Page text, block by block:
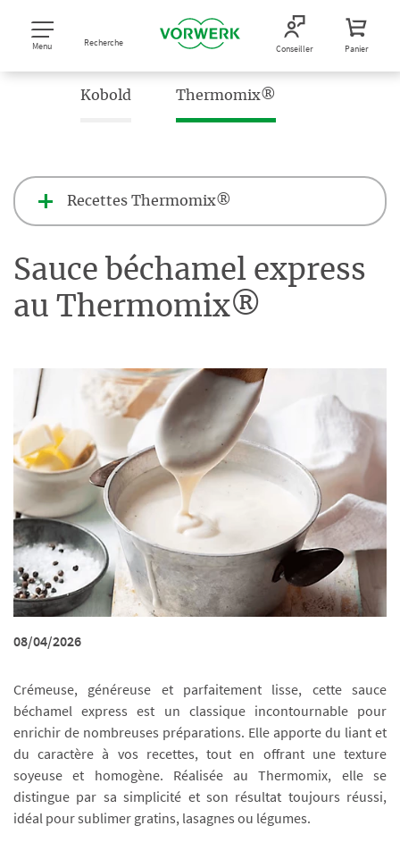
Menu Recherche Conseiller Panier
Kobold Thermomix®
Recettes Thermomix®
Sauce béchamel express
au Thermomix®
08/04/2026
Crémeuse, généreuse et parfaitement lisse, cette sauce
béchamel express est un classique incontournable pour
enrichir de nombreuses préparations. Elle apporte du liant et
du caractère à vos recettes, tout en offrant une texture
soyeuse et homogène. Réalisée au Thermomix, elle se
distingue par sa simplicité et son résultat toujours réussi,
idéal pour sublimer gratins, lasagnes ou légumes.